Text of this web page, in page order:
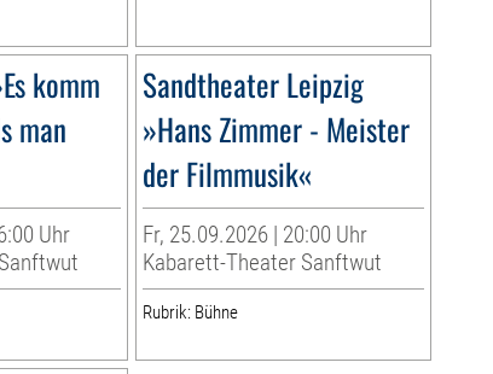
komm
man
Uhr
Sandtheater Leipzig
»Hans Zimmer - Meister
der Filmmusik«
Fr, 25.09.2026 | 20:00 Uhr
Kabarett-Theater Sanftwut
Rubrik: Bühne